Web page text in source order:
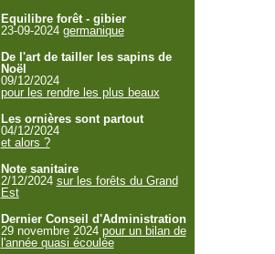
Equilibre forêt - gibier
23-09-2024 germanique
De l'art de tailler les sapins de
Noël
09/12/2024
pour les rendre les plus beaux
Les ornières sont partout
04/12/2024
et alors ?
Note sanitaire
2/12/2024 sur les forêts du Grand
Est
Dernier Conseil d'Administration
29 novembre 2024 pour un bilan de
l'année quasi écoulée